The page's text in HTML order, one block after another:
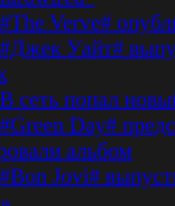
#The Verve#
#Джек Уайт#
В сеть попал
#Green Day#
альбом
#Bon Jovi#